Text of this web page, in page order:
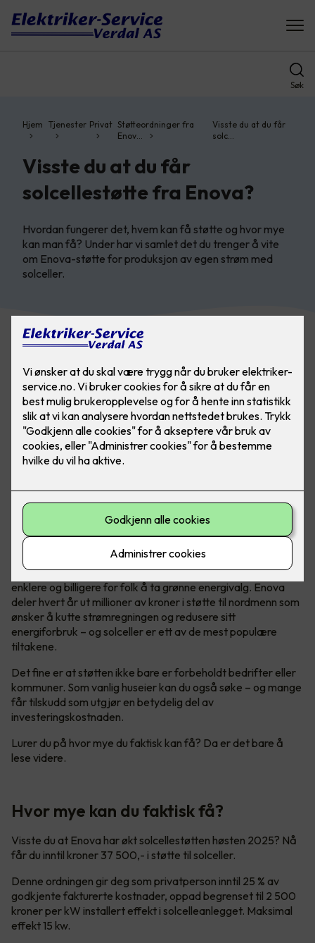
Søk
Hjem Tjenester Privat Støtteordninger fra
Enov…
Visste du at du får
solc…
Visste du at du får
solcellestøtte fra Enova?
Hvordan fungerer det, hvem kan få støtte og hvor mye
kan man få? Under har vi samlet det du trenger å vite
om Enova-støtte for produksjon av egen strøm med
solceller.
Hvem er Enova?
Enova er et statlig selskap med ett oppdrag - å gjøre det
enklere og billigere for folk å ta grønne energivalg. Enova
deler hvert år ut millioner av kroner i støtte til nordmenn som
ønsker å kutte strømregningen og redusere sitt
energiforbruk – og solceller er ett av de mest populære
tiltakene.
Det fine er at støtten ikke bare er forbeholdt bedrifter eller
kommuner. Som vanlig huseier kan du også søke – og mange
får tilskudd som utgjør en betydelig del av
investeringskostnaden.
Lurer du på hvor mye du faktisk kan få? Da er det bare å
lese videre.
Hvor mye kan du faktisk få?
Visste du at Enova har økt solcellestøtten høsten 2025? Nå
får du inntil kroner 37 500,- i støtte til solceller.
Denne ordningen gir deg som privatperson inntil 25 % av
godkjente fakturerte kostnader, oppad begrenset til 2 500
kroner per kW installert effekt i solcelleanlegget. Maksimal
effekt 15 kw.